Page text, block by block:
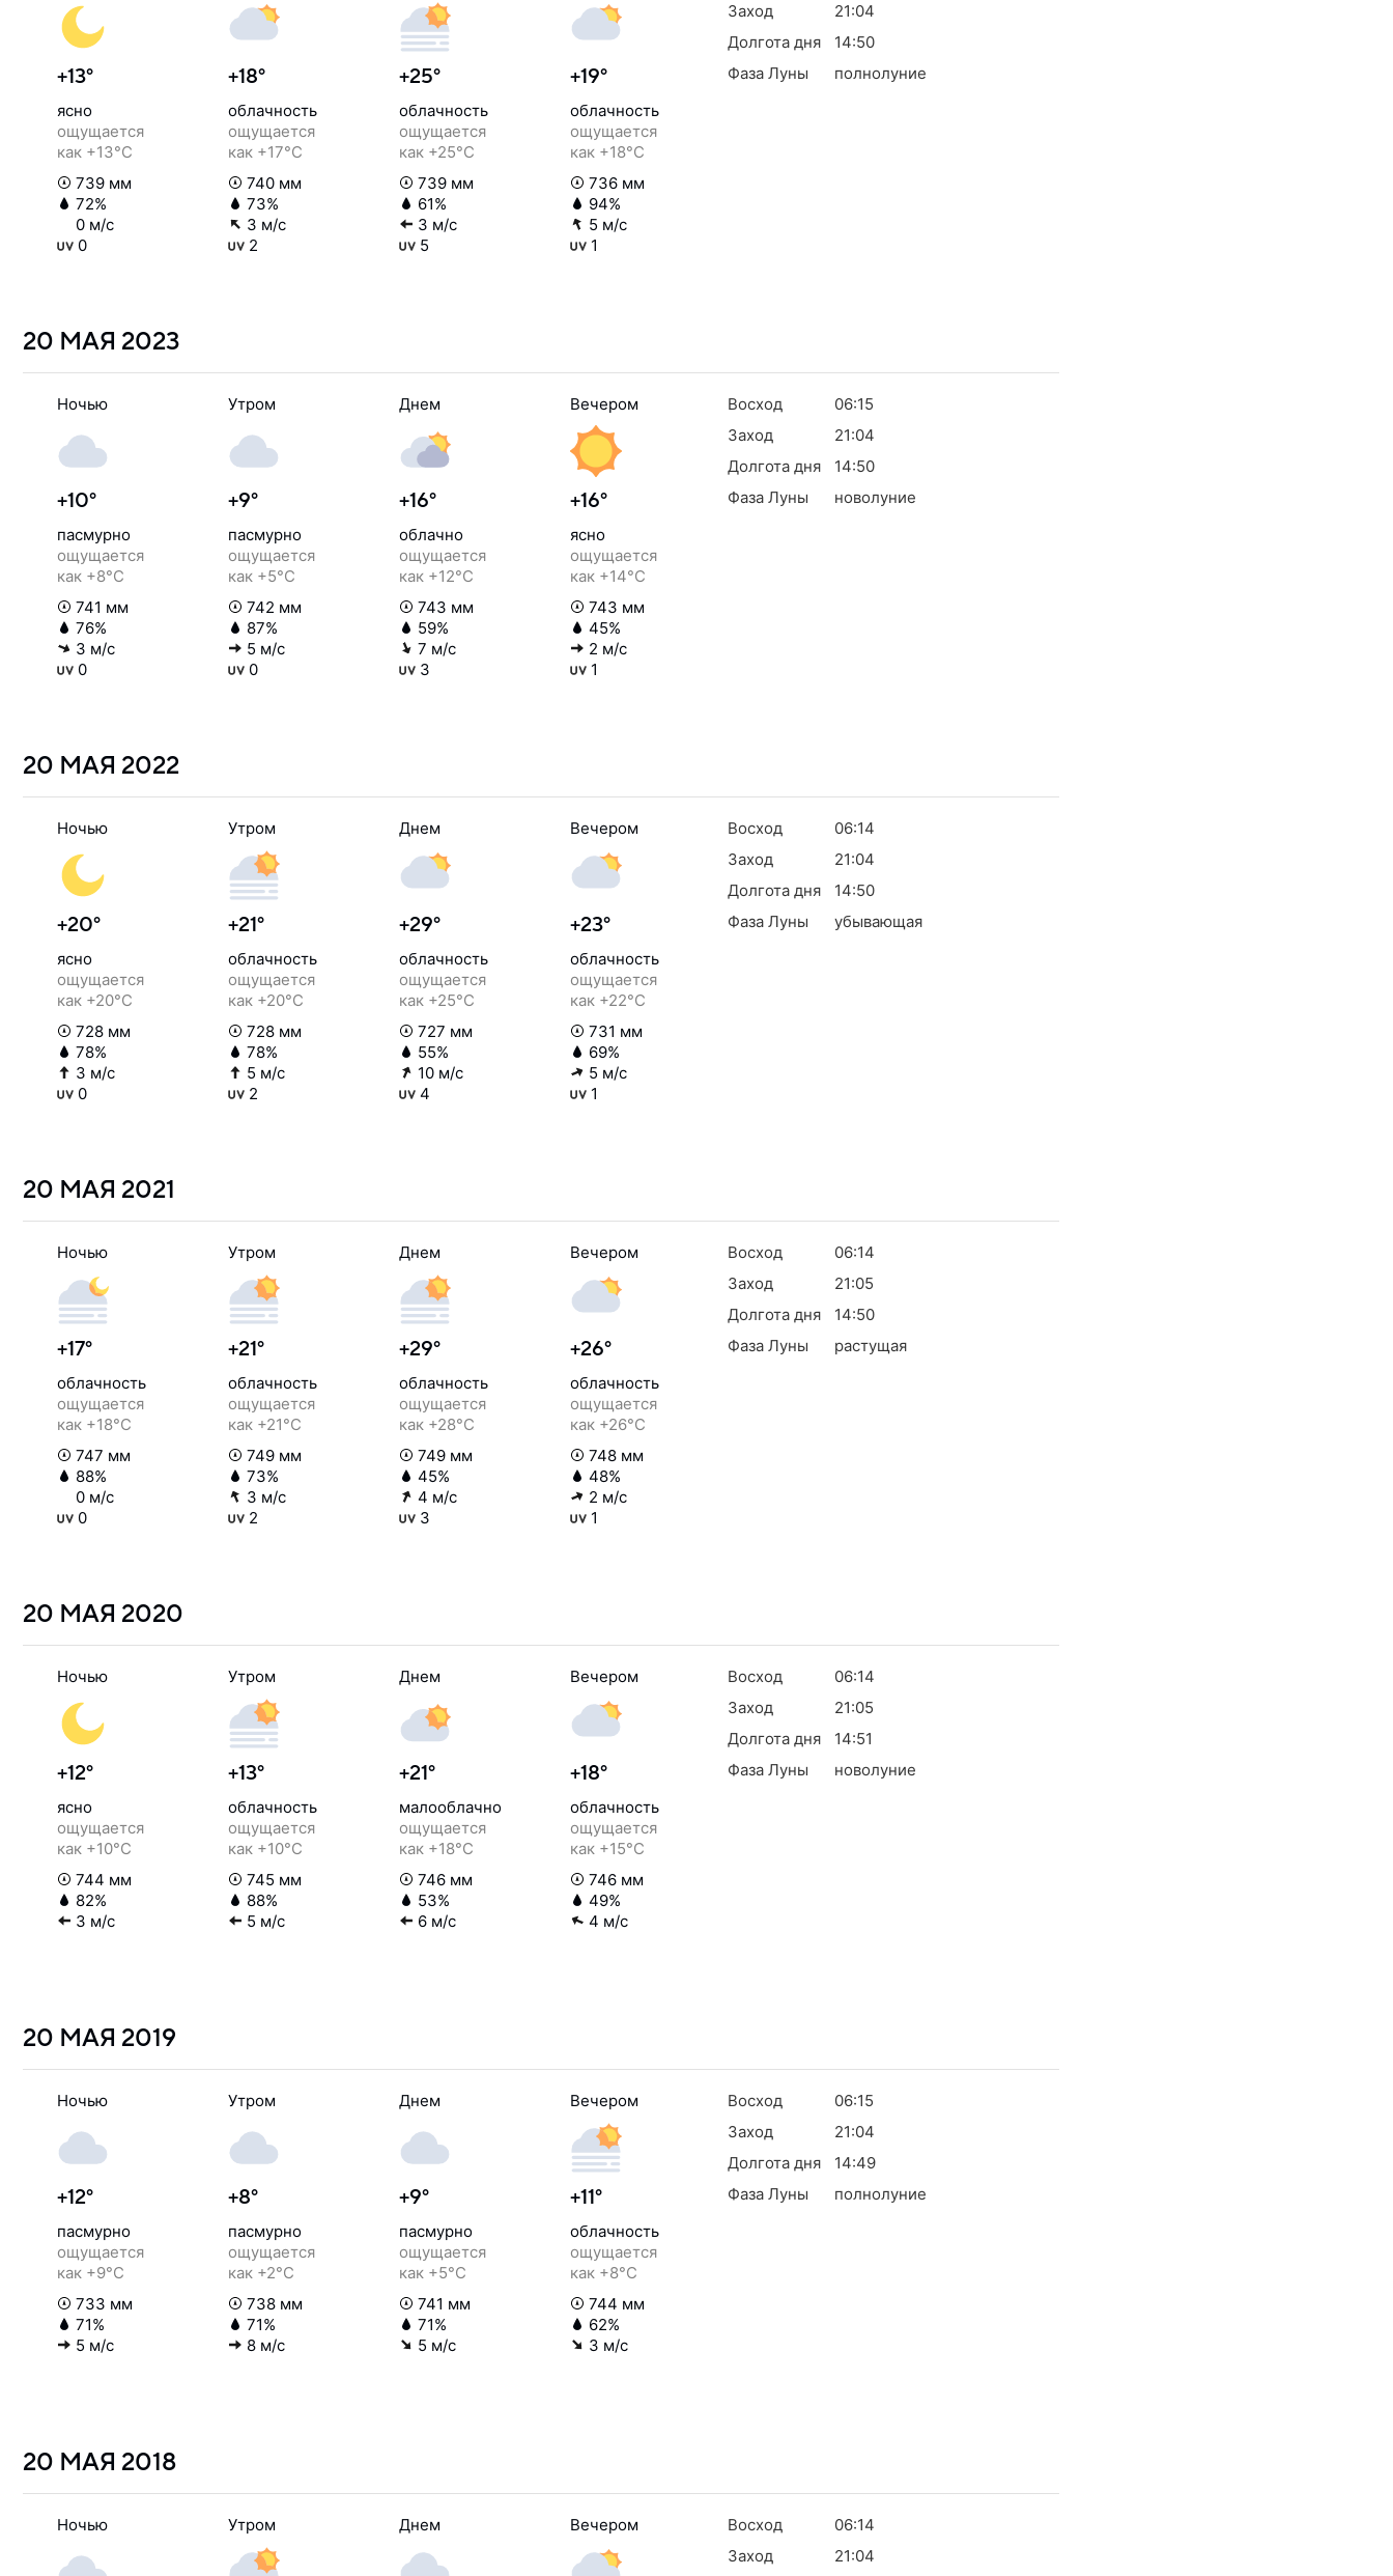
+13°
ясно
ощущается
как +13°C
739 мм
72%
0 м/с
0
+18°
облачность
ощущается
как +17°C
740 мм
73%
3 м/с
2
+25°
облачность
ощущается
как +25°C
739 мм
61%
3 м/с
5
+19°
облачность
ощущается
как +18°C
736 мм
94%
5 м/с
1
Заход
21:04
Долгота дня
14:50
Фаза Луны
полнолуние
20 МАЯ 2023
Ночью
+10°
пасмурно
ощущается
как +8°C
741 мм
76%
3 м/с
0
Утром
+9°
пасмурно
ощущается
как +5°C
742 мм
87%
5 м/с
0
Днем
+16°
облачно
ощущается
как +12°C
743 мм
59%
7 м/с
3
Вечером
+16°
ясно
ощущается
как +14°C
743 мм
45%
2 м/с
1
Восход
06:15
Заход
21:04
Долгота дня
14:50
Фаза Луны
новолуние
20 МАЯ 2022
Ночью
+20°
ясно
ощущается
как +20°C
728 мм
78%
3 м/с
0
Утром
+21°
облачность
ощущается
как +20°C
728 мм
78%
5 м/с
2
Днем
+29°
облачность
ощущается
как +25°C
727 мм
55%
10 м/с
4
Вечером
+23°
облачность
ощущается
как +22°C
731 мм
69%
5 м/с
1
Восход
06:14
Заход
21:04
Долгота дня
14:50
Фаза Луны
убывающая
20 МАЯ 2021
Ночью
+17°
облачность
ощущается
как +18°C
747 мм
88%
0 м/с
0
Утром
+21°
облачность
ощущается
как +21°C
749 мм
73%
3 м/с
2
Днем
+29°
облачность
ощущается
как +28°C
749 мм
45%
4 м/с
3
Вечером
+26°
облачность
ощущается
как +26°C
748 мм
48%
2 м/с
1
Восход
06:14
Заход
21:05
Долгота дня
14:50
Фаза Луны
растущая
20 МАЯ 2020
Ночью
+12°
ясно
ощущается
как +10°C
744 мм
82%
3 м/с
Утром
+13°
облачность
ощущается
как +10°C
745 мм
88%
5 м/с
Днем
+21°
малооблачно
ощущается
как +18°C
746 мм
53%
6 м/с
Вечером
+18°
облачность
ощущается
как +15°C
746 мм
49%
4 м/с
Восход
06:14
Заход
21:05
Долгота дня
14:51
Фаза Луны
новолуние
20 МАЯ 2019
Ночью
+12°
пасмурно
ощущается
как +9°C
733 мм
71%
5 м/с
Утром
+8°
пасмурно
ощущается
как +2°C
738 мм
71%
8 м/с
Днем
+9°
пасмурно
ощущается
как +5°C
741 мм
71%
5 м/с
Вечером
+11°
облачность
ощущается
как +8°C
744 мм
62%
3 м/с
Восход
06:15
Заход
21:04
Долгота дня
14:49
Фаза Луны
полнолуние
20 МАЯ 2018
Ночью Утром Днем Вечером Восход
06:14
Заход
21:04